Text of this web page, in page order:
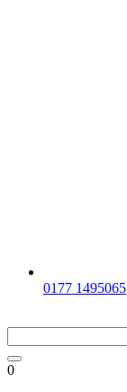
0177 1495065
0